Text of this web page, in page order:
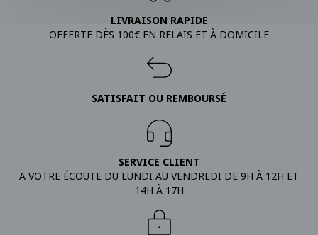
LIVRAISON RAPIDE
OFFERTE DÈS 100€ EN RELAIS ET À DOMICILE
SATISFAIT OU REMBOURSÉ
SERVICE CLIENT
A VOTRE ÉCOUTE DU LUNDI AU VENDREDI DE 9H À 12H ET
14H À 17H